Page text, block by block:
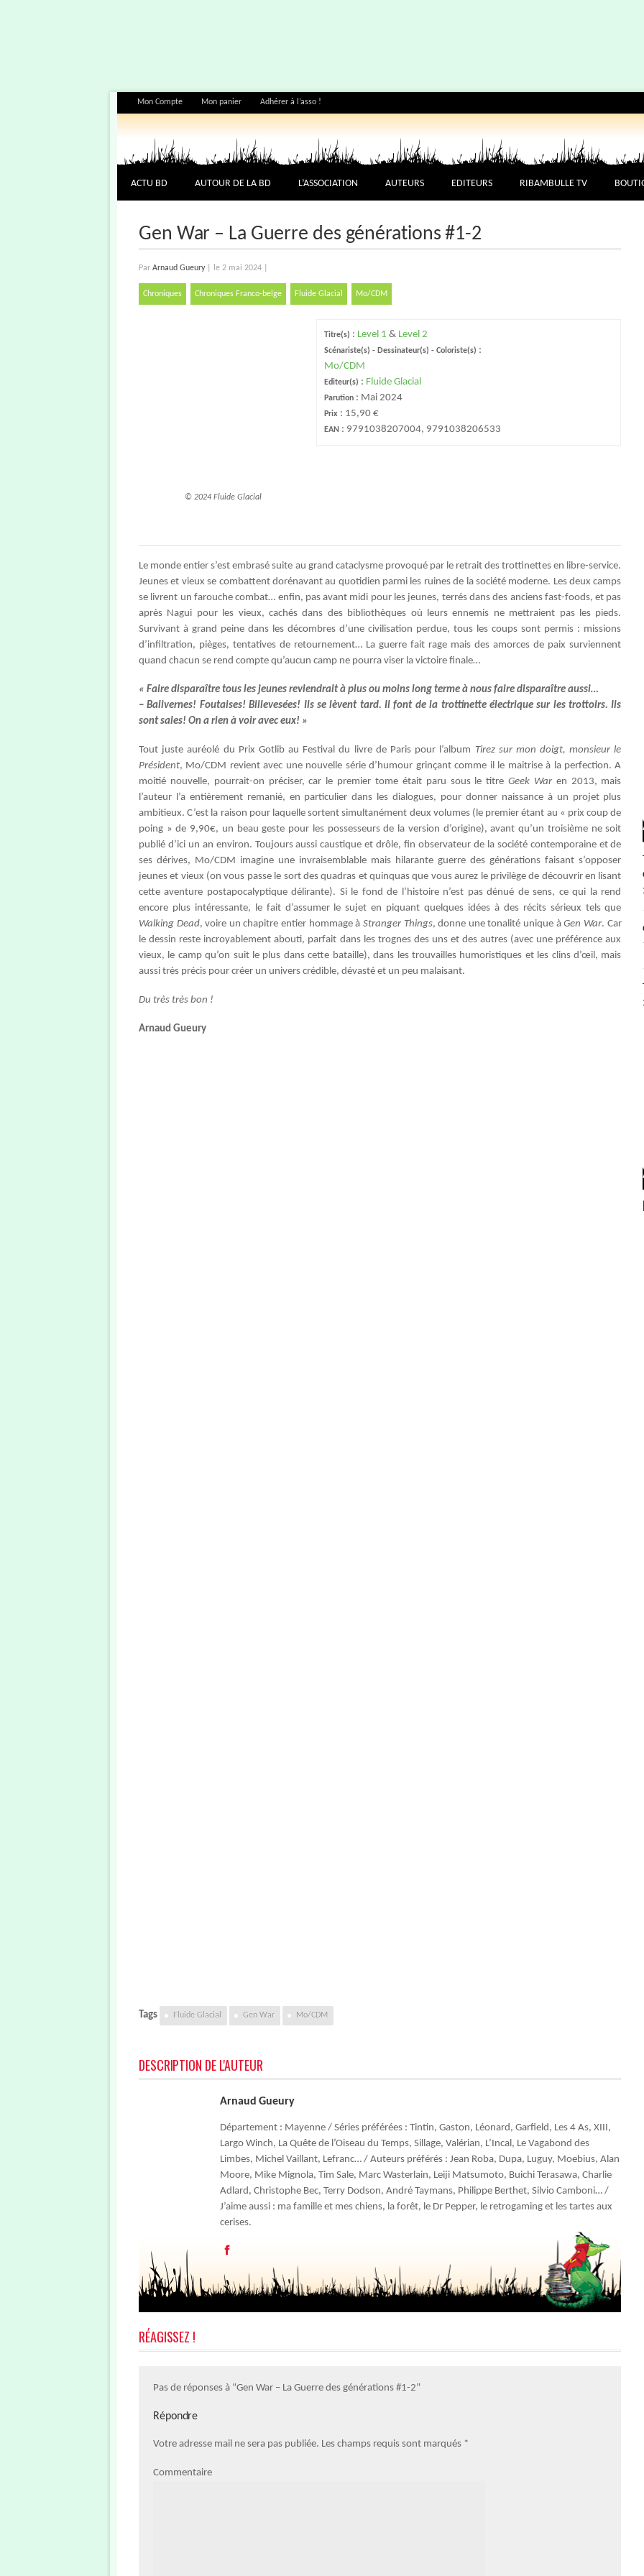
Mon Compte Mon panier Adhérer à l’asso !
ACTU BD AUTOUR DE LA BD L’ASSOCIATION AUTEURS EDITEURS RIBAMBULLE TV
Gen War – La Guerre des générations #1-2
Par Arnaud Gueury le 2 mai 2024
Chroniques Chroniques Franco-belge Fluide Glacial Mo/CDM
© 2024 Fluide Glacial
Titre(s) : Level 1 & Level 2
Scénariste(s) - Dessinateur(s) - Coloriste(s) :
Mo/CDM
Editeur(s) : Fluide Glacial
Parution: Mai 2024
Prix: 15,90 €
EAN: 9791038207004, 9791038206533
Le monde entier s’est embrasé suite au grand cataclysme provoqué par le retrait des trottinettes en libre-service.
Jeunes et vieux se combattent dorénavant au quotidien parmi les ruines de la société moderne. Les deux camps
se livrent un farouche combat… enfin, pas avant midi pour les jeunes, terrés dans des anciens fast-foods, et pas
après Nagui pour les vieux, cachés dans des bibliothèques où leurs ennemis ne mettraient pas les pieds.
Survivant à grand peine dans les décombres d’une civilisation perdue, tous les coups sont permis : missions
d’infiltration, pièges, tentatives de retournement… La guerre fait rage mais des amorces de paix surviennent
quand chacun se rend compte qu’aucun camp ne pourra viser la victoire finale…
« Faire disparaître tous les jeunes reviendrait à plus ou moins long terme à nous faire disparaître aussi…
– Balivernes! Foutaises! Billevesées! Ils se lèvent tard. Il font de la trottinette électrique sur les trottoirs. Ils
sont sales! On a rien à voir avec eux! »
Tout juste auréolé du Prix Gotlib au Festival du livre de Paris pour l’album Tirez sur mon doigt, monsieur le
Président, Mo/CDM revient avec une nouvelle série d’humour grinçant comme il le maitrise à la perfection. A
moitié nouvelle, pourrait-on préciser, car le premier tome était paru sous le titreGeek Waren 2013, mais
l’auteur l’a entièrement remanié, en particulier dans les dialogues, pour donner naissance à un projet plus
ambitieux. C’est la raison pour laquelle sortent simultanément deux volumes (le premier étant au « prix coup de
poing » de 9,90€, un beau geste pour les possesseurs de la version d’origine), avant qu’un troisième ne soit
publié d’ici un an environ. Toujours aussi caustique et drôle, fin observateur de la société contemporaine et de
ses dérives, Mo/CDM imagine une invraisemblable mais hilarante guerre des générations faisant s’opposer
jeunes et vieux (on vous passe le sort des quadras et quinquas que vous aurez le privilège de découvrir en lisant
cette aventure postapocalyptique délirante). Si le fond de l’histoire n’est pas dénué de sens, ce qui la rend
encore plus intéressante, le fait d’assumer le sujet en piquant quelques idées à des récits sérieux tels que
Walking Dead, voire un chapitre entier hommage à Stranger Things, donne une tonalité unique àGen War. Car
le dessin reste incroyablement abouti, parfait dans les trognes des uns et des autres (avec une préférence aux
vieux, le camp qu’on suit le plus dans cette bataille), dans les trouvailles humoristiques et les clins d’œil, mais
aussi très précis pour créer un univers crédible, dévasté et un peu malaisant.
Du très très bon !
Arnaud Gueury
Tags Fluide Glacial Gen War Mo/CDM
DESCRIPTION DE L'AUTEUR
Arnaud Gueury
Département : Mayenne / Séries préférées : Tintin, Gaston, Léonard, Garfield, Les 4 As, XIII,
Largo Winch, La Quête de l’Oiseau du Temps, Sillage, Valérian, L’Incal, Le Vagabond des
Limbes, Michel Vaillant, Lefranc… / Auteurs préférés : Jean Roba, Dupa, Luguy, Moebius, Alan
Moore, Mike Mignola, Tim Sale, Marc Wasterlain, Leiji Matsumoto, Buichi Terasawa, Charlie
Adlard, Christophe Bec, Terry Dodson, André Taymans, Philippe Berthet, Silvio Camboni… /
J’aime aussi : ma famille et mes chiens, la forêt, le Dr Pepper, le retrogaming et les tartes aux
cerises.
RÉAGISSEZ !
Pas de réponses à “Gen War – La Guerre des générations #1-2”
Répondre
Votre adresse mail ne sera pas publiée. Les champs requis sont marqués *
Commentaire